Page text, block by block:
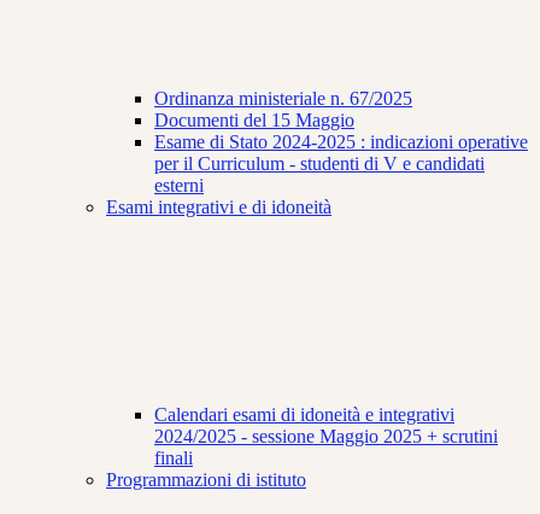
Ordinanza ministeriale n. 67/2025
Documenti del 15 Maggio
Esame di Stato 2024-2025 : indicazioni operative
per il Curriculum - studenti di V e candidati
esterni
Esami integrativi e di idoneità
Calendari esami di idoneità e integrativi
2024/2025 - sessione Maggio 2025 + scrutini
finali
Programmazioni di istituto